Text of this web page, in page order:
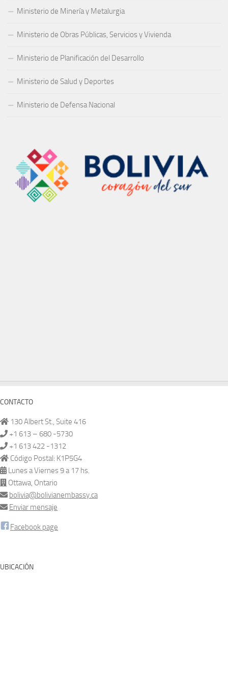
Ministerio de Minería y Metalurgia
Ministerio de Obras Públicas, Servicios y Vivienda
Ministerio de Planificación del Desarrollo
Ministerio de Salud y Deportes
Ministerio de Defensa Nacional
CONTACTO
130 Albert St., Suite 416
+1 613 – 680 -5730
+1 613 422 -1312
Código Postal: K1P5G4
Lunes a Viernes 9 a 17 hs.
Ottawa, Ontario
bolivia@bolivianembassy.ca
Enviar mensaje
Facebook page
UBICACIÓN